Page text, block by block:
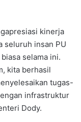
kinerja
seluruh insan PU
selama ini.
kita berhasil
tugas-
infrastruktur
Dody.